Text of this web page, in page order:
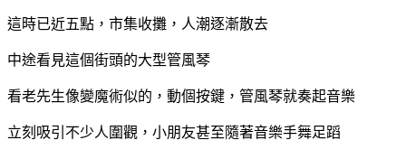
這時已近五點，市集收攤，人潮逐漸散去
中途看見這個街頭的大型管風琴
看老先生像變魔術似的，動個按鍵，管風琴就奏起音樂
立刻吸引不少人圍觀，小朋友甚至隨著音樂手舞足蹈